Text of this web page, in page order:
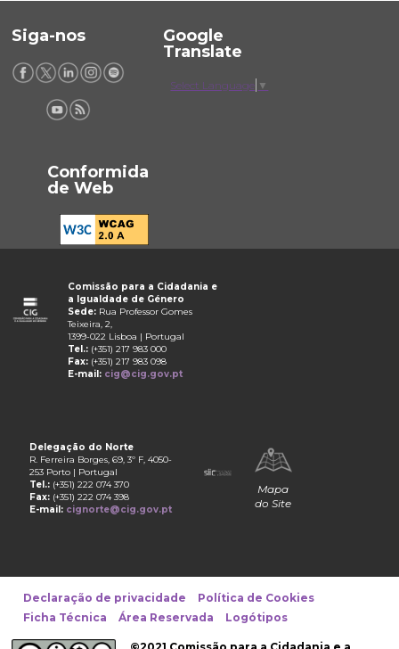
Siga-nos
Google
Translate
Select Language ▼
Conformida
de Web
Comissão para a Cidadania e
a Igualdade de Género
Sede: Rua Professor Gomes
Teixeira, 2,
1399-022 Lisboa | Portugal
Tel.: (+351) 217 983 000
Fax: (+351) 217 983 098
E-mail: cig@cig.gov.pt
Delegação do Norte
R. Ferreira Borges, 69, 3º F, 4050-
253 Porto | Portugal
Tel.: (+351) 222 074 370
Fax: (+351) 222 074 398
E-mail: cignorte@cig.gov.pt
Mapa
do Site
Declaração de privacidade
Política de Cookies
Ficha Técnica
Área Reservada Logótipos